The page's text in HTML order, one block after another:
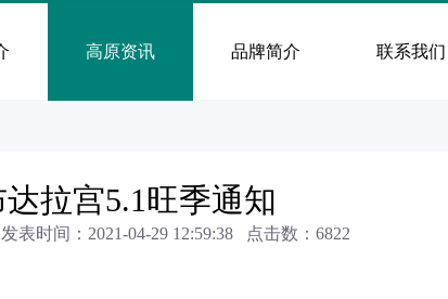
高原资讯 品牌简介 联系我们
达拉宫5.1旺季通知
表时间：2021-04-29 12:59:38 点击数： 6822